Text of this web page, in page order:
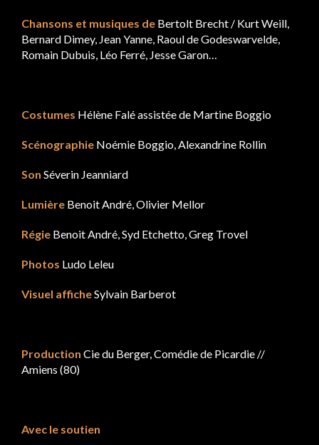
Chansons et musiques de Bertolt Brecht / Kurt Weill,
Bernard Dimey, Jean Yanne, Raoul de Godeswarvelde,
Romain Dubuis, Léo Ferré, Jesse Garon…
Costumes Hélène Falé assistée de Martine Boggio
Scénographie Noémie Boggio, Alexandrine Rollin
Son Séverin Jeanniard
Lumière Benoit André, Olivier Mellor
Régie Benoit André, Syd Etchetto, Greg Trovel
Photos Ludo Leleu
Visuel afficheSylvain Barberot
Production Cie du Berger, Comédie de Picardie //
Amiens (80)
Avec le soutien